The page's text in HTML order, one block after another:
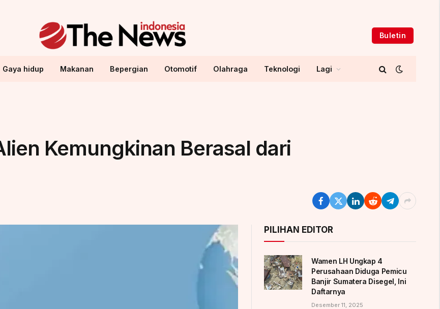
Buletin
Gaya hidup Makanan Bepergian Otomotif Olahraga Teknologi Lagi
Kemungkinan Berasal dari
PILIHAN EDITOR
Wamen LH Ungkap 4
Perusahaan Diduga Pemicu
Banjir Sumatera Disegel, Ini
Daftarnya
Desember 11, 2025